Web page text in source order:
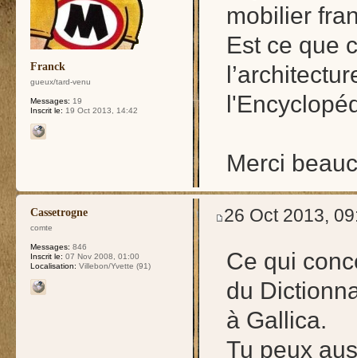
Franck
gueux/tard-venu
Messages: 19
Inscrit le: 19 Oct 2013, 14:42
mobilier
Est ce que
Merci
Cassetrogne
comte
Messages: 846
Inscrit le: 07 Nov 2008, 01:00
Localisation: Villebon/Yvette (91)
26 Oct 2013,
Ce qui
du
à Gallica.
Tu peux